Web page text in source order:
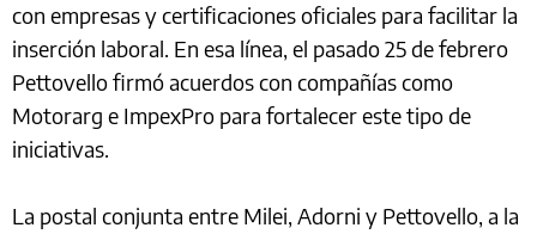
con empresas y certificaciones oficiales para facilitar la
inserción laboral. En esa línea, el pasado 25 de febrero
Pettovello firmó acuerdos con compañías como
Motorarg e ImpexPro para fortalecer este tipo de
iniciativas.
La postal conjunta entre Milei, Adorni y Pettovello, a la